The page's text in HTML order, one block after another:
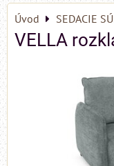
Úvod SEDACIE
VELLA